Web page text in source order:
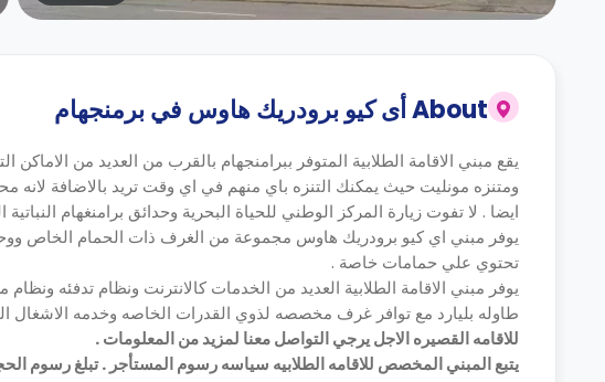
Aboutأى كيو برودريك هاوس في برمنجهام
ومتنزه مونليت حيث يمكنك التنزه باي منهم في اي وقت تريد بالاضافة لانه
ايضا . لا تفوت زيارة المركز الوطني للحياة البحرية وحدائق برامنغهام النباتية
يوفر مبني اي كيو برودريك هاوس مجموعة من الغرف ذات الحمام الخاص
تحتوي علي حمامات خاصة .
يوفر مبني الاقامة الطلابية العديد من الخدمات كالانترنت ونظام تدفئه
طاوله بليارد مع توافر غرف مخصصه لذوي القدرات الخاصه وخدمه الاشغال
للاقامه القصيره الاجل يرجي التواصل معنا لمزيد من المعلومات .
يتبع المبني المخصص للاقامه الطلابيه سياسه رسوم المستأجر . تبلغ رسوم الحجز 100 جنيه استرليني ولا يلزم ايداع دفعه تحت